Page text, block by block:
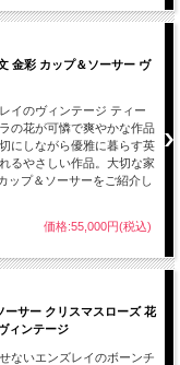
金彩 カップ＆ソーサー ヴ
イのヴィンテージ ティー
の花が可憐で爽やかな作品
にしながら優雅に暮らす英
るやさしい作品。大切な家
ップ＆ソーサーをご紹介し
価格:55,000円(税込)
ーサー クリスマスローズ 花
ィンテージ
ないエンズレイのボーンチ